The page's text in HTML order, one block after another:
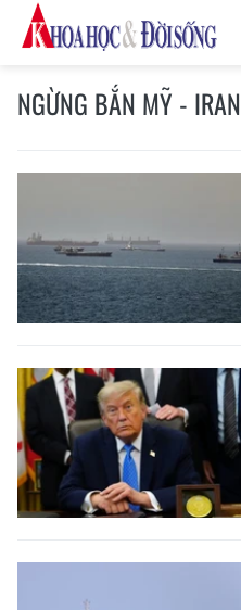
NGỪNG BẮN MỸ - IRAN